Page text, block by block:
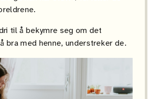
til å bekymre seg om det
bra med henne, understreker de.